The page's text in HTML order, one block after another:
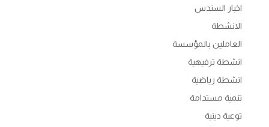
اخبار السندس
الانشطة
العاملين بالمؤسسة
انشطة ترفيهية
انشطة رياضية
تنمية مستدامة
توعية دينية